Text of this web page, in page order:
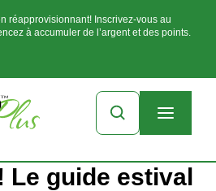
réapprovisionnant! Inscrivez-vous au
à accumuler de l’argent et des points.
Le guide estival